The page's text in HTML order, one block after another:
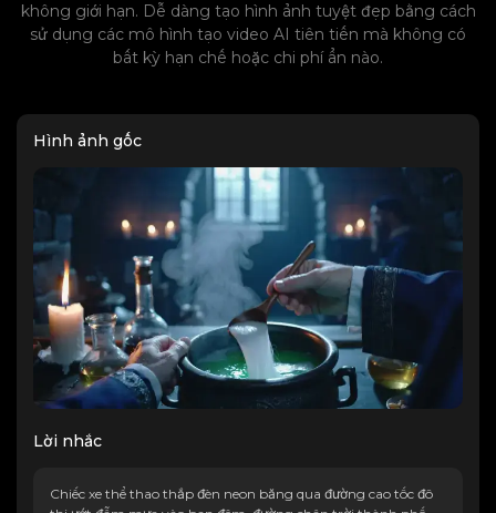
không giới hạn. Dễ dàng tạo hình ảnh tuyệt đẹp bằng cách
sử dụng các mô hình tạo video AI tiên tiến mà không có
bất kỳ hạn chế hoặc chi phí ẩn nào.
Hình ảnh gốc
Lời nhắc
Chiếc xe thể thao thắp đèn neon băng qua đường cao tốc đô